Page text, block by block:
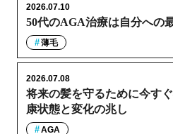
50代のAGA治療は自分への
2026.07.10
薄毛
将来の髪を守るために今す
康状態と変化の兆し
2026.07.08
AGA